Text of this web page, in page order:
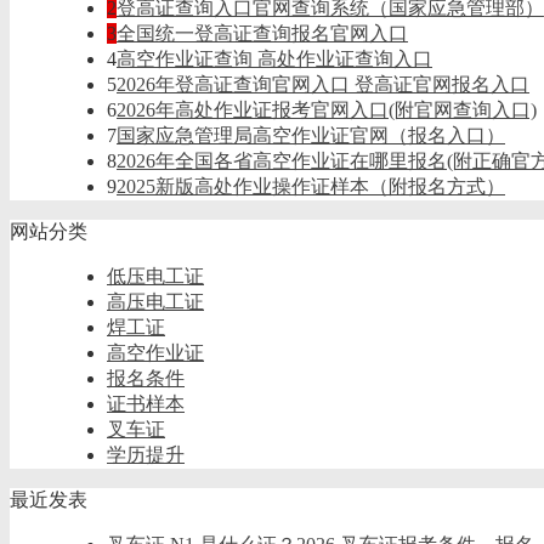
2登高证查询入口官网查询系统（国家应急管理部）
3全国统一登高证查询报名官网入口
4高空作业证查询 高处作业证查询入口
52026年登高证查询官网入口 登高证官网报名入口
62026年高处作业证报考官网入口(附官网查询入口)
7国家应急管理局高空作业证官网（报名入口）
82026年全国各省高空作业证在哪里报名(附正确官
92025新版高处作业操作证样本（附报名方式）
网站分类
低压电工证
高压电工证
焊工证
高空作业证
报名条件
证书样本
叉车证
学历提升
最近发表